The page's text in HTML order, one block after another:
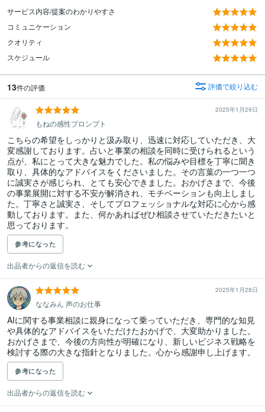
サービス内容/提案のわかりやすさ
コミュニケーション
クオリティ
スケジュール
13件の評価 評価で絞り込む
2025年1月29日
もねの感性プロンプト
こちらの希望をしっかりと汲み取り、迅速に対応していただき、大
変感謝しております。占いと事業の相談を同時に受けられるという
点が、私にとって大きな魅力でした。私の悩みや目標を丁寧に聞き
取り、具体的なアドバイスをくださいました。その言葉の一つ一つ
に誠実さが感じられ、とても安心できました。おかげさまで、今後
の事業展開に対する不安が解消され、モチベーションも向上しまし
た。丁寧さと誠実さ、そしてプロフェッショナルな対応に心から感
動しております。また、何かあればぜひ相談させていただきたいと
思っております。
参考になった
出品者からの返信を読む
2025年1月28日
ななみん 声のお仕事
AIに関する事業相談に親身になって乗っていただき、専門的な知見
や具体的なアドバイスをいただけたおかげで、大変助かりました。
おかげさまで、今後の方向性が明確になり、新しいビジネス戦略を
検討する際の大きな指針となりました。心から感謝申し上げます。
参考になった
出品者からの返信を読む